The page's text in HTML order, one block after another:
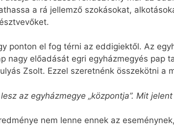
a rá jellemző szokásokat,
ponton el fog térni az eddigiektől. Az
nagy előadását egri egyházmegyés pap
Zsolt. Ezzel szeretnénk összekötni a
az egyházmegye „központja”. Mit
nem lenne ennek az